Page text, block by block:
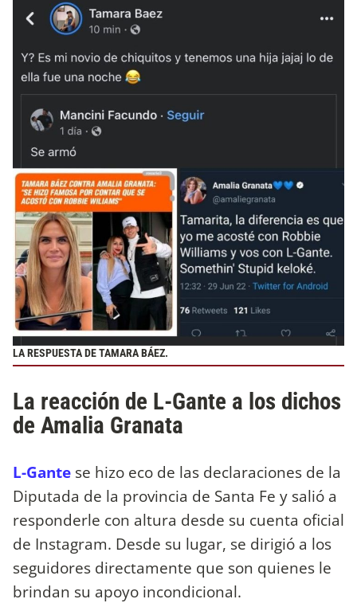
LA RESPUESTA DE TAMARA BÁEZ.
La reacción de L-Gante a los dichos
de Amalia Granata
L-Gante se hizo eco de las declaraciones de la
Diputada de la provincia de Santa Fe y salió a
responderle con altura desde su cuenta oficial
de Instagram. Desde su lugar, se dirigió a los
seguidores directamente que son quienes le
brindan su apoyo incondicional.